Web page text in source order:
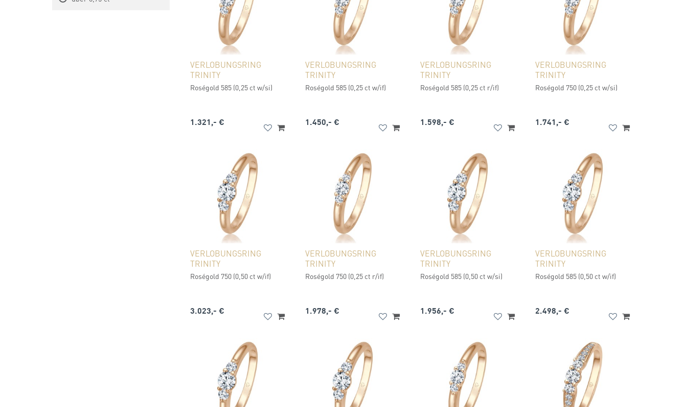
VERLOBUNGSRING
TRINITY
Roségold 585 (0,25 ct w/si)
1.321,- €
VERLOBUNGSRING
TRINITY
Roségold 585 (0,25 ct w/if)
1.450,- €
VERLOBUNGSRING
TRINITY
Roségold 585 (0,25 ct r/if)
1.598,- €
VERLOBUNGSRING
TRINITY
Roségold 750 (0,25 ct w/si)
1.741,- €
VERLOBUNGSRING
TRINITY
Roségold 750 (0,50 ct w/if)
3.023,- €
VERLOBUNGSRING
TRINITY
Roségold 750 (0,25 ct r/if)
1.978,- €
VERLOBUNGSRING
TRINITY
Roségold 585 (0,50 ct w/si)
1.956,- €
VERLOBUNGSRING
TRINITY
Roségold 585 (0,50 ct w/if)
2.498,- €